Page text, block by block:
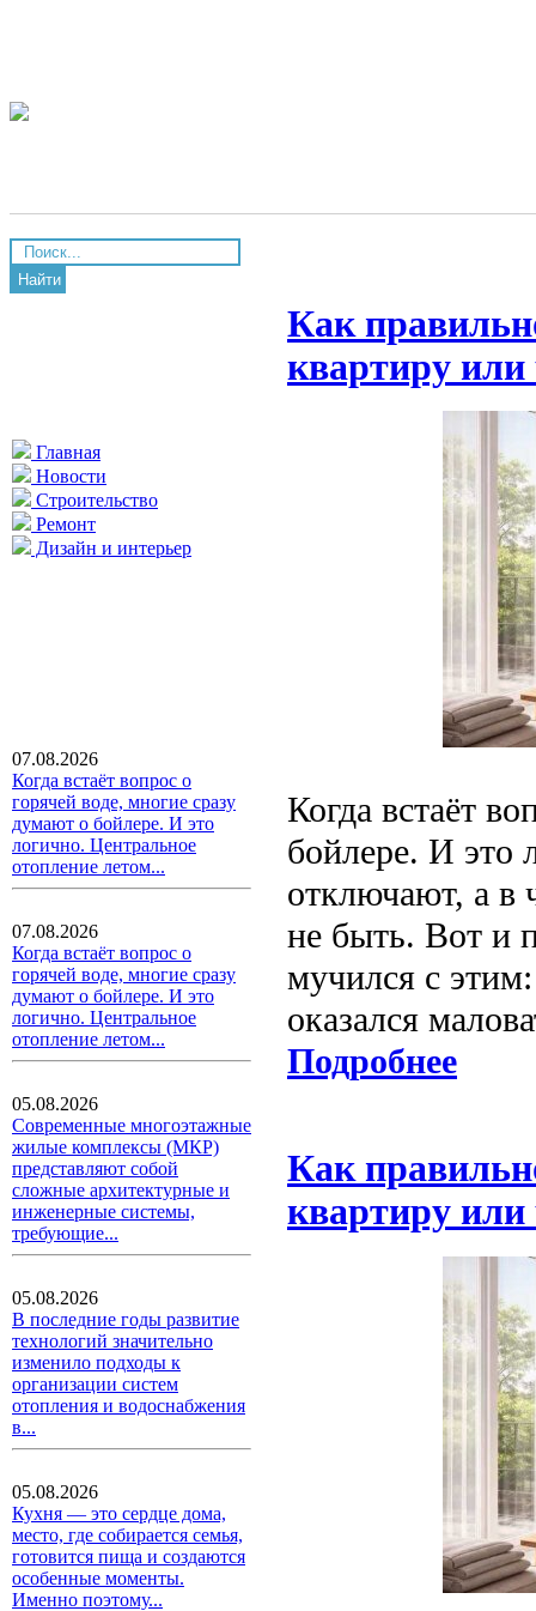
Найти
Главная
Новости
Строительство
Ремонт
Дизайн и интерьер
07.08.2026
Когда встаёт вопрос о
горячей воде, многие сразу
думают о бойлере. И это
логично. Центральное
отопление летом...
07.08.2026
Когда встаёт вопрос о
горячей воде, многие сразу
думают о бойлере. И это
логично. Центральное
отопление летом...
05.08.2026
Современные многоэтажные
жилые комплексы (МКР)
представляют собой
сложные архитектурные и
инженерные системы,
требующие...
05.08.2026
В последние годы развитие
технологий значительно
изменило подходы к
организации систем
отопления и водоснабжения
в...
05.08.2026
Кухня — это сердце дома,
место, где собирается семья,
готовится пища и создаются
особенные моменты.
Именно поэтому...
Как
квартиру
Когда встаёт
бойлере. И это
отключают, а в
не быть. Вот и
мучился с
оказался
Подробнее
Как
квартиру